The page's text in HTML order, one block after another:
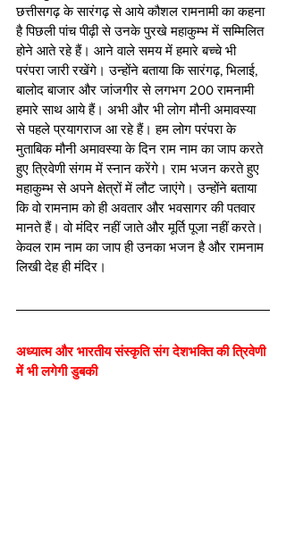
छत्तीसगढ़ के सारंगढ़ से आये कौशल रामनामी का कहना
है पिछली पांच पीढ़ी से उनके पुरखे महाकुम्भ में सम्मिलित
होने आते रहे हैं। आने वाले समय में हमारे बच्चे भी
परंपरा जारी रखेंगे। उन्होंने बताया कि सारंगढ़, भिलाई,
बालोद बाजार और जांजगीर से लगभग 200 रामनामी
हमारे साथ आये हैं। अभी और भी लोग मौनी अमावस्या
से पहले प्रयागराज आ रहे हैं। हम लोग परंपरा के
मुताबिक मौनी अमावस्या के दिन राम नाम का जाप करते
हुए त्रिवेणी संगम में स्नान करेंगे। राम भजन करते हुए
महाकुम्भ से अपने क्षेत्रों में लौट जाएंगे। उन्होंने बताया
कि वो रामनाम को ही अवतार और भवसागर की पतवार
मानते हैं। वो मंदिर नहीं जाते और मूर्ति पूजा नहीं करते।
केवल राम नाम का जाप ही उनका भजन है और रामनाम
लिखी देह ही मंदिर।
अध्यात्म और भारतीय संस्कृति संग देशभक्ति की त्रिवेणी
में भी लगेगी डुबकी